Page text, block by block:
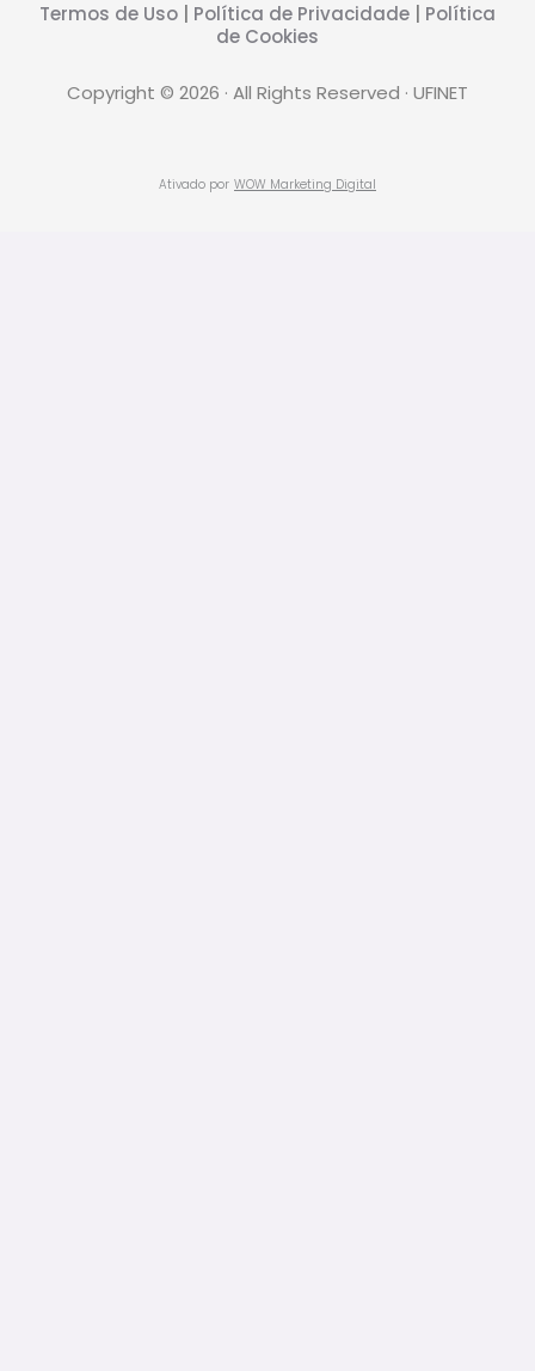
Termos de Uso Política de Privacidade
Política
de Cookies
Copyright © 2026 · All Rights Reserved · UFINET
Ativado por WOW Marketing Digital